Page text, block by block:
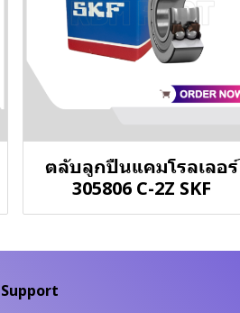
ตลับลูกปืนแคมโรลเลอร์
305806 C-2Z SKF
Support